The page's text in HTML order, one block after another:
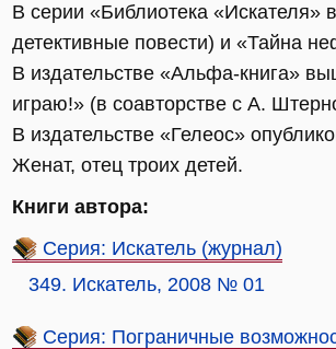
В серии «Библиотека «Искателя»
детективные повести) и «Тайна
В издательстве «Альфа-книга»
играю!» (в соавторстве с А.
В издательстве «Гелеос»
Женат, отец троих детей.
Книги автора:
Серия: Искатель (журнал)
349. Искатель, 2008 № 01
Серия: Пограничные